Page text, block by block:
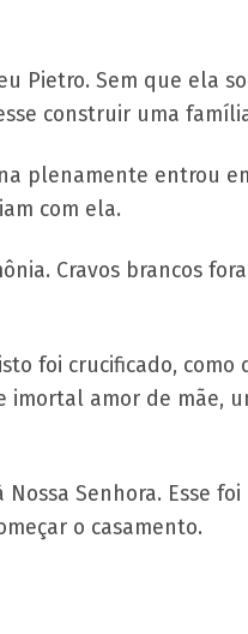
Pietro. Sem que ela
construir uma
plenamente entrou
com ela.
Cravos brancos
foi crucificado, como
imortal amor de mãe,
Senhora. Esse
o casamento.